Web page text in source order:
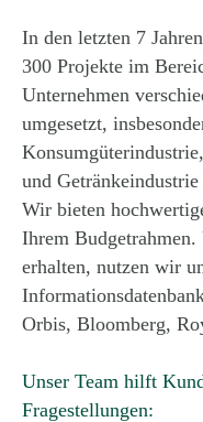
In den letzten 7
300 Projekte im
Unternehmen
umgesetzt,
und Getränkeindustrie
Wir bieten
Ihrem
erhalten, nutzen wir
Orbis, Bloomberg,
Unser Team hilft
Fragestellungen: